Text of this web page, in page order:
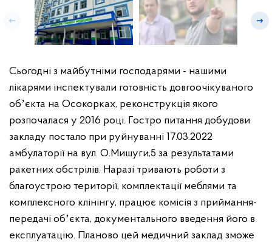
Сьогодні з майбутніми господарями - нашими
лікарями інспектували готовність довгоочікуваного
обʼєкта на Осокорках, реконструкція якого
розпочалася у 2016 році. Гостро питання добудови
закладу постало при руйнуванні 17.03.2022
амбулаторії на вул. О.Мишуги,5 за результатами
ракетних обстрілів. Наразі тривають роботи з
благоустрою території, комплектації меблями та
комплексного клінінгу, працює комісія з приймання-
передачі обʼєкта, документального введення його в
експлуатацію. Планово цей медичний заклад зможе